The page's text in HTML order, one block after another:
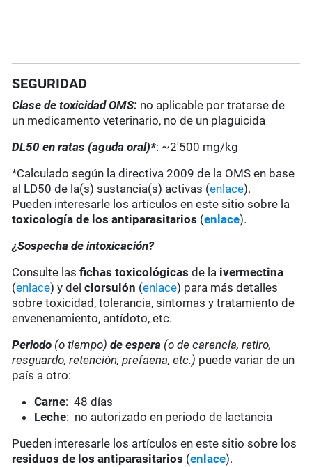
SEGURIDAD
Clase de toxicidad OMS: no aplicable por tratarse de
un medicamento veterinario, no de un plaguicida
DL50 en ratas (aguda oral)*: ~2'500 mg/kg
*Calculado según la directiva 2009 de la OMS en base
al LD50 de la(s) sustancia(s) activas (enlace).
Pueden interesarle los artículos en este sitio sobre la
toxicología de los antiparasitarios (enlace).
¿Sospecha de intoxicación?
Consulte lasfichas toxicológicas de la ivermectina
(enlace) y del clorsulón (enlace) para más detalles
sobre toxicidad, tolerancia, síntomas y tratamiento de
envenenamiento, antídoto, etc.
Periodo (o tiempo) de espera (o de carencia, retiro,
resguardo, retención, prefaena, etc.) puede variar de un
país a otro:
Carne: 48 días
Leche: no autorizado en periodo de lactancia
Pueden interesarle los artículos en este sitio sobre los
residuos de los antiparasitarios (enlace).